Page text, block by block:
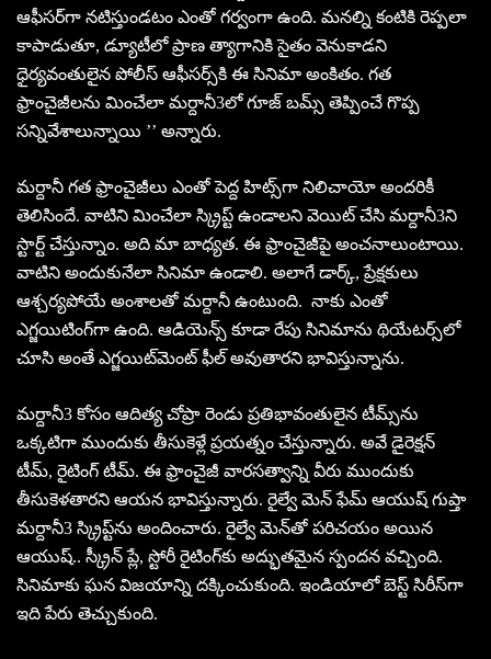
ఆఫీస‌ర్‌గా న‌టిస్తుండ‌టం ఎంతో గ‌ర్వంగా ఉంది. మ‌న‌ల్ని కంటికి రెప్ప‌లా
కాపాడుతూ, డ్యూటీలో ప్రాణ త్యాగానికి సైతం వెనుకాడ‌ని
ధైర్య‌వంతులైన పోలీస్ ఆఫీస‌ర్స్‌కి ఈ సినిమా అంకితం. గ‌త
ఫ్రాంచైజీల‌ను మించేలా మ‌ర్దానీ3లో గూజ్ బ‌మ్స్ తెప్పించే గొప్ప
స‌న్నివేశాలున్నాయి ’’ అన్నారు.
మ‌ర్దానీ గ‌త ఫ్రాంచైజీలు ఎంతో పెద్ద హిట్స్‌గా నిలిచాయో అంద‌రికీ
తెలిసిందే. వాటిని మించేలా స్క్రిప్ట్ ఉండాల‌ని వెయిట్ చేసి మ‌ర్దానీ3ని
స్టార్ట్ చేస్తున్నాం. అది మా బాధ్య‌త‌. ఈ ఫ్రాంచైజీపై అంచ‌నాలుంటాయి.
వాటిని అందుకునేలా సినిమా ఉండాలి. అలాగే డార్క్‌, ప్రేక్ష‌కులు
ఆశ్చ‌ర్య‌పోయే అంశాల‌తో మర్దానీ ఉంటుంది. నాకు ఎంతో
ఎగ్జ‌యిటింగ్‌గా ఉంది. ఆడియెన్స్ కూడా రేపు సినిమాను థియేట‌ర్స్‌లో
చూసి అంతే ఎగ్జ‌యిట్‌మెంట్ ఫీల్ అవుతార‌ని భావిస్తున్నాను.
మ‌ర్దానీ3 కోసం ఆదిత్య చోప్రా రెండు ప్ర‌తిభావంతులైన టీమ్స్‌ను
ఒక్క‌టిగా ముందుకు తీసుకెళ్లే ప్ర‌య‌త్నం చేస్తున్నారు. అవే డైరెక్ష‌న్
టీమ్‌, రైటింగ్ టీమ్‌. ఈ ఫ్రాంచైజీ వార‌సత్వాన్ని వీరు ముందుకు
తీసుకెళతార‌ని ఆయ‌న భావిస్తున్నారు. రైల్వే మెన్ ఫేమ్ ఆయుష్ గుప్తా
మ‌ర్దానీ3 స్క్రిప్ట్‌ను అందించారు. రైల్వే మెన్‌తో ప‌రిచ‌యం అయిన
ఆయుష్.. స్క్రీన్ ప్లే, స్టోరీ రైటింగ్‌కు అద్భుత‌మైన స్పంద‌న వ‌చ్చింది.
సినిమాకు ఘ‌న విజ‌యాన్ని ద‌క్కించుకుంది. ఇండియాలో బెస్ట్ సిరీస్‌గా
ఇది పేరు తెచ్చుకుంది.